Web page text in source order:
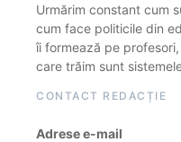
Urmărim constant cum
cum face politicile din
îi formează pe
care trăim sunt
CONTACT REDACȚIE
Adrese e-mail